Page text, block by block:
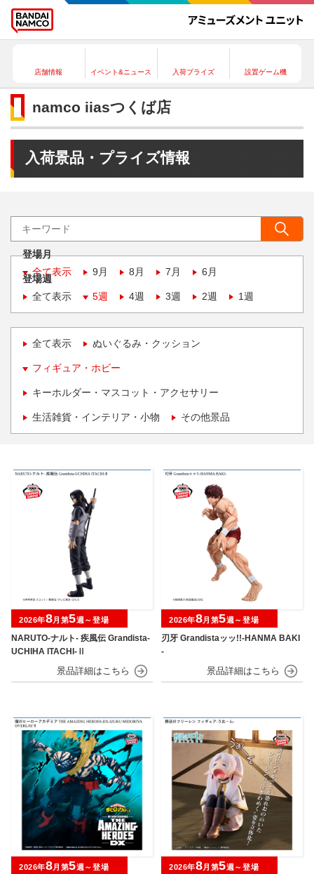
店舗情報 イベント&ニュース 入荷プライズ 設置ゲーム機
namco iiasつくば店
入荷景品・プライズ情報
登場月
全て表示
9月 8月 7月 6月
登場週
全て表示
5週 4週 3週 2週 1週
全て表示 ぬいぐるみ・クッション
フィギュア・ホビー
キーホルダー・マスコット・アクセサリー
生活雑貨・インテリア・小物 その他景品
NARUTO-ナルト- 疾風伝 Grandista-
UCHIHA ITACHI-Ⅱ
2026年8月第5週～登場
刃牙 Grandistaッッ!!-HANMA BAKI
-
2026年8月第5週～登場
2026年8月第5週～登場 2026年8月第5週～登場